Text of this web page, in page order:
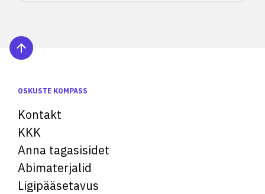
OSKUSTE KOMPASS
Kontakt
KKK
Anna tagasisidet
Abimaterjalid
Ligipääsetavus